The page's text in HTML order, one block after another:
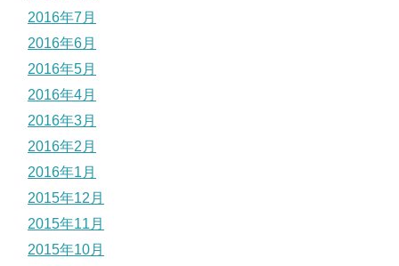
2016年7月
2016年6月
2016年5月
2016年4月
2016年3月
2016年2月
2016年1月
2015年12月
2015年11月
2015年10月